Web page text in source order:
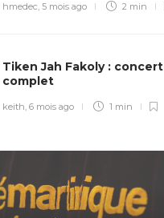
hmedec, 5 mois ago 2 min
Tiken Jah Fakoly : concert
complet
keith, 6 mois ago 1 min